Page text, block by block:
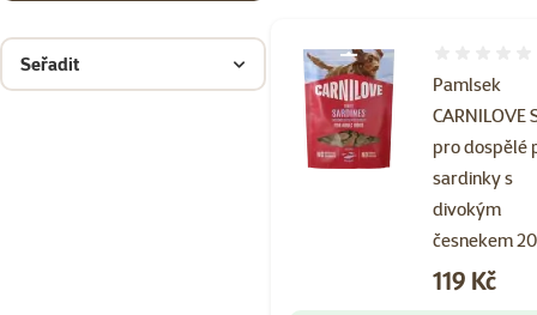
Seřadit
Pamlsek
CARNILOVE
pro dospělé
sardinky s
divokým
česnekem
Cena
119 Kč